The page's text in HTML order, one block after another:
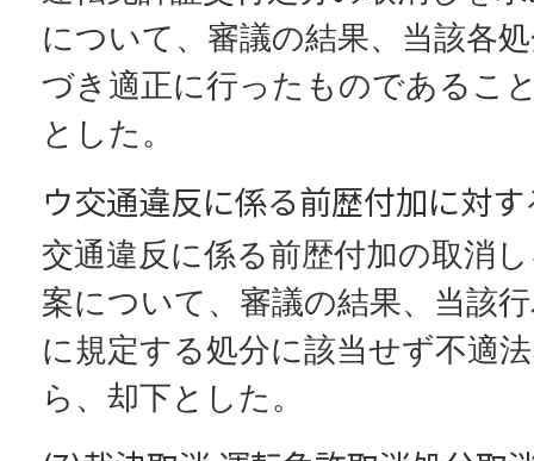
について、審議の結果、当該各
づき適正に行ったものであるこ
とした。
ウ交通違反に係る前歴付加に対
交通違反に係る前歴付加の取消
案について、審議の結果、当該
に規定する処分に該当せず不適
ら、却下とした。